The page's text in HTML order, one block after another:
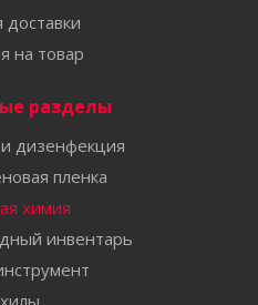
доставки
на товар
разделы
дизенфекция
пленка
химия
инвентарь